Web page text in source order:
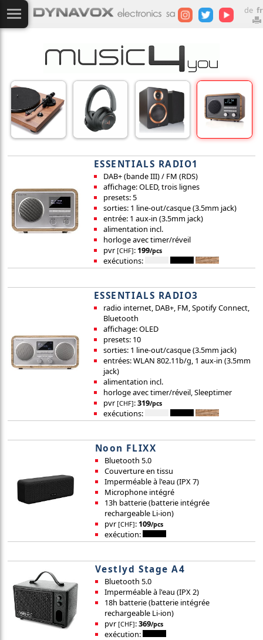
de fr
ESSENTIALS RADIO1
DAB+ (bande III) / FM (RDS)
affichage: OLED, trois lignes
presets: 5
sorties: 1 line-out/casque (3.5mm jack)
entrée: 1 aux-in (3.5mm jack)
alimentation incl.
horloge avec timer/réveil
pvr [CHF]: 199/pcs
exécutions:
ESSENTIALS RADIO3
radio internet, DAB+, FM, Spotify Connect,
Bluetooth
affichage: OLED
presets: 10
sorties: 1 line-out/casque (3.5mm jack)
entrées: WLAN 802.11b/g, 1 aux-in (3.5mm
jack)
alimentation incl.
horloge avec timer/réveil, Sleeptimer
pvr [CHF]:319/pcs
exécutions:
Noon FLIXX
Bluetooth 5.0
Couverture en tissu
Imperméable à l'eau (IPX 7)
Microphone intégré
13h batterie (batterie intégrée
rechargeable Li-ion)
pvr [CHF]: 109/pcs
exécution:
Vestlyd Stage A4
Bluetooth 5.0
Imperméable à l'eau (IPX 2)
18h batterie (batterie intégrée
rechargeable Li-ion)
pvr [CHF]:369/pcs
exécution: